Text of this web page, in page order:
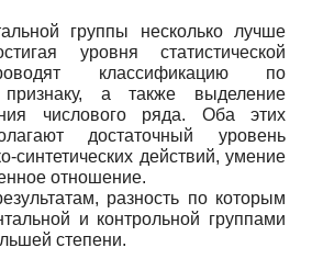
группы несколько лучше
уровня статистической
классификацию по
признаку, а также выделение
числового ряда. Оба этих
достаточный уровень
синтетических действий, умение
отношение.
разность по которым
и контрольной группами
степени.